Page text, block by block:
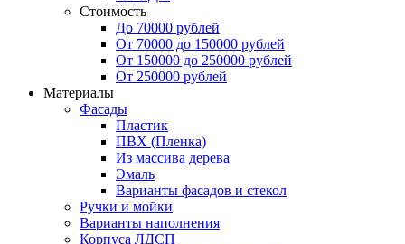
Стоимость
До 70000 рублей
От 70000 до 150000 рублей
От 150000 до 250000 рублей
От 250000 рублей
Материалы
Фасады
Пластик
ПВХ (Пленка)
Из массива дерева
Эмаль
Варианты фасадов и стекол
Ручки и мойки
Варианты наполнения
Корпуса ЛДСП